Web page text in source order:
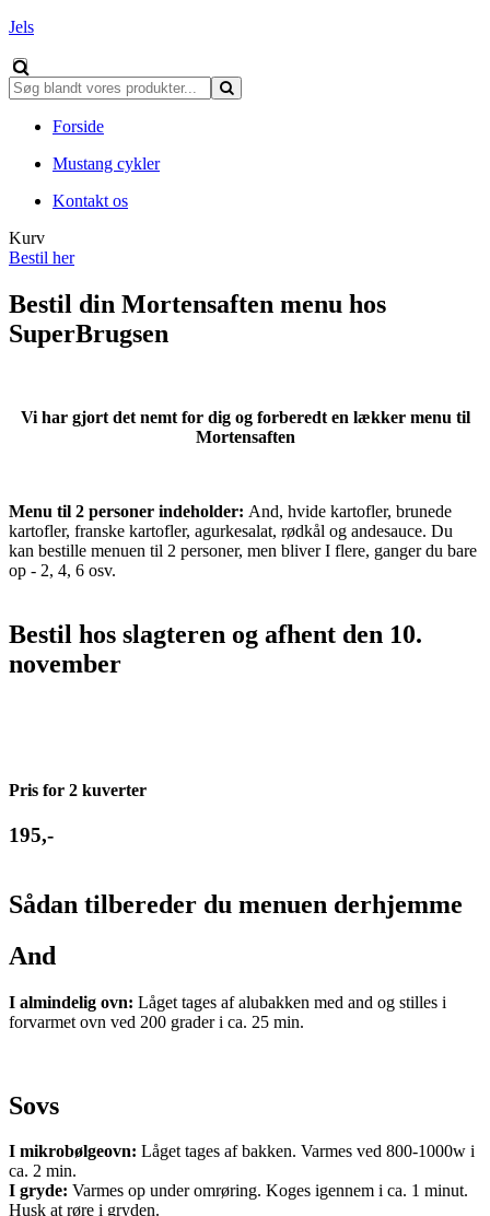
Jels
Forside
Mustang cykler
Kontakt os
Kurv
Bestil her
Bestil din Mortensaften menu hos
SuperBrugsen
Vi har gjort det nemt for dig og forberedt en lækker menu til
Mortensaften
Menu til 2 personer indeholder: And, hvide kartofler, brunede
kartofler, franske kartofler, agurkesalat, rødkål og andesauce. Du
kan bestille menuen til 2 personer, men bliver I flere, ganger du bare
op - 2, 4, 6 osv.
Bestil hos slagteren og afhent den 10.
november
Pris for 2 kuverter
195,-
Sådan tilbereder du menuen derhjemme
And
I almindelig ovn: Låget tages af alubakken med and og stilles i
forvarmet ovn ved 200 grader i ca. 25 min.
Sovs
I mikrobølgeovn: Låget tages af bakken. Varmes ved 800-1000w i
ca. 2 min.
I gryde: Varmes op under omrøring. Koges igennem i ca. 1 minut.
Husk at røre i gryden.